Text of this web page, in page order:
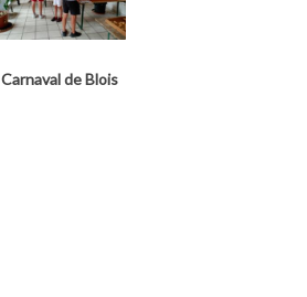
Carnaval de Blois